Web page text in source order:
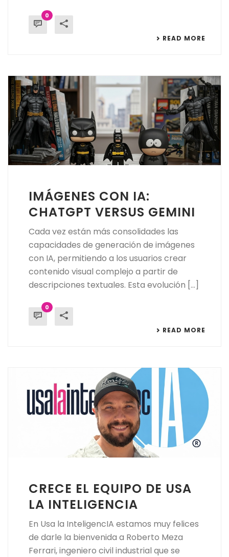
0
READ MORE
IMÁGENES CON IA:
CHATGPT VERSUS GEMINI
Cada vez están más consolidades las
capacidades de generación de imágenes
con IA, permitiendo a los usuarios crear
contenido visual complejo a partir de
descripciones textuales. Esta evolución [...]
0
READ MORE
CRECE EL EQUIPO DE USA
LA INTELIGENCIA
En Usa la InteligencIA estamos muy felices
de darle la bienvenida a Roberto Meza
Ferrari, ingeniero civil industrial que se